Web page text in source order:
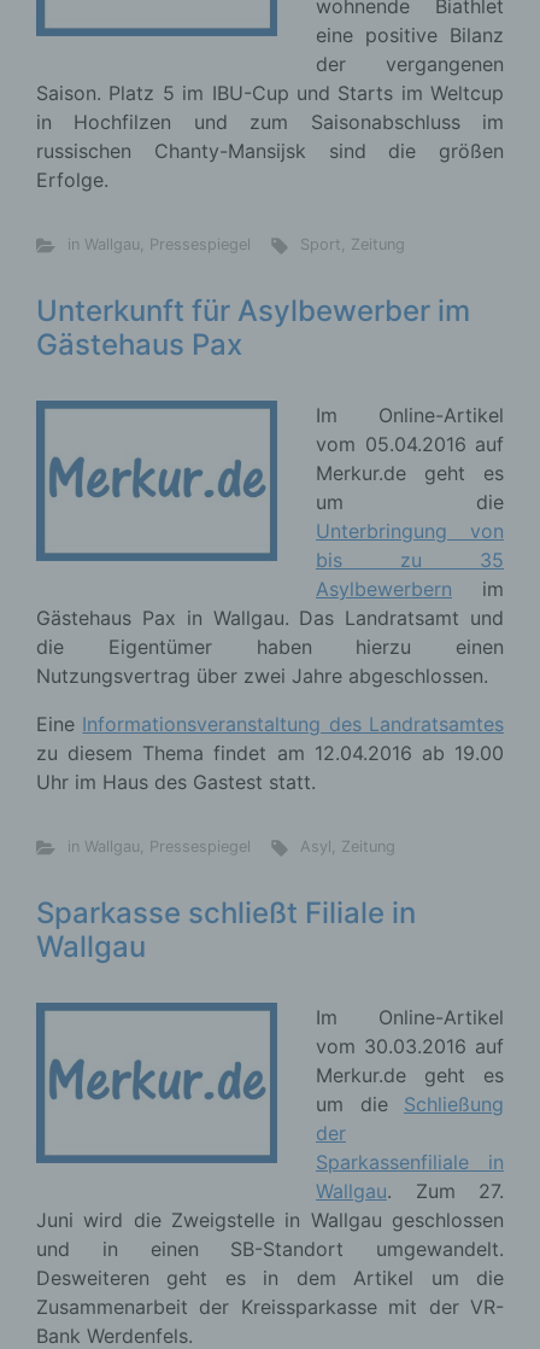
wohnende Biathlet
eine positive Bilanz
der vergangenen
Saison. Platz 5 im IBU-Cup und Starts im Weltcup
in Hochfilzen und zum Saisonabschluss im
russischen Chanty-Mansijsk sind die größen
Erfolge.
in Wallgau, Pressespiegel Sport, Zeitung
Unterkunft für Asylbewerber im
Gästehaus Pax
Im Online-Artikel
vom 05.04.2016 auf
Merkur.de geht es
um die
Unterbringung von
bis zu 35
Asylbewerbern im
Gästehaus Pax in Wallgau. Das Landratsamt und
die Eigentümer haben hierzu einen
Nutzungsvertrag über zwei Jahre abgeschlossen.
Eine Informationsveranstaltung des Landratsamtes
zu diesem Thema findet am 12.04.2016 ab 19.00
Uhr im Haus des Gastest statt.
in Wallgau, Pressespiegel Asyl, Zeitung
Sparkasse schließt Filiale in
Wallgau
Im Online-Artikel
vom 30.03.2016 auf
Merkur.de geht es
um die Schließung
der
Sparkassenfiliale in
Wallgau. Zum 27.
Juni wird die Zweigstelle in Wallgau geschlossen
und in einen SB-Standort umgewandelt.
Desweiteren geht es in dem Artikel um die
Zusammenarbeit der Kreissparkasse mit der VR-
Bank Werdenfels.